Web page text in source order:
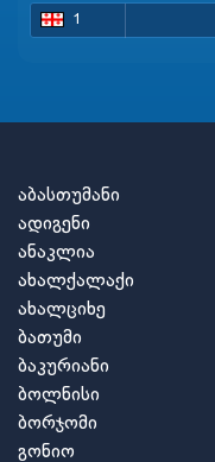
1
აბასთუმანი
ადიგენი
ანაკლია
ახალქალაქი
ახალციხე
ბათუმი
ბაკურიანი
ბოლნისი
ბორჯომი
გონიო